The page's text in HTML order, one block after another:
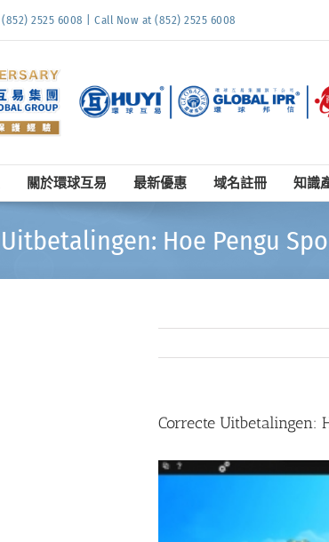
2525 6008 | Call Now at (852) 2525 6008
關於環球互易 最新優惠 域名註冊 知識
Hoe Pengu
Correcte Uitbetalingen: